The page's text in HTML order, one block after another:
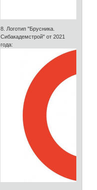
8. Логотип "Брусника.
Сибакадемстрой" от 2021
года: